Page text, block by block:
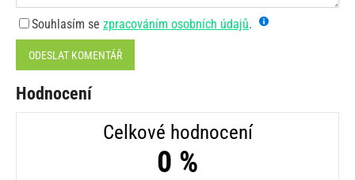
Souhlasím se zpracováním osobních údajů.
ODESLAT KOMENTÁŘ
Hodnocení
Celkové hodnocení
0 %